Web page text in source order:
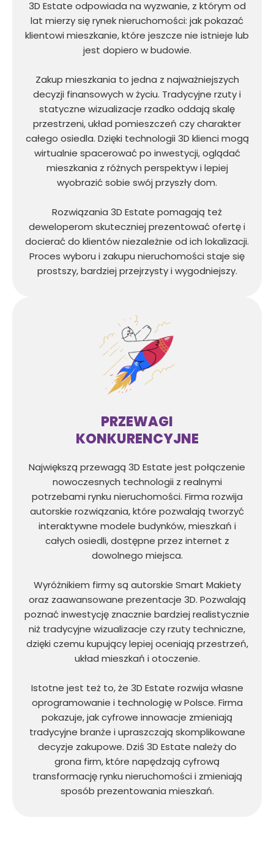
3D Estate odpowiada na wyzwanie, z którym od
lat mierzy się rynek nieruchomości: jak pokazać
klientowi mieszkanie, które jeszcze nie istnieje lub
jest dopiero w budowie.
Zakup mieszkania to jedna z najważniejszych
decyzji finansowych w życiu. Tradycyjne rzuty i
statyczne wizualizacje rzadko oddają skalę
przestrzeni, układ pomieszczeń czy charakter
całego osiedla. Dzięki technologii 3D klienci mogą
wirtualnie spacerować po inwestycji, oglądać
mieszkania z różnych perspektyw i lepiej
wyobrazić sobie swój przyszły dom.
Rozwiązania 3D Estate pomagają też
deweloperom skuteczniej prezentować ofertę i
docierać do klientów niezależnie od ich lokalizacji.
Proces wyboru i zakupu nieruchomości staje się
prostszy, bardziej przejrzysty i wygodniejszy.
PRZEWAGI
KONKURENCYJNE
Największą przewagą 3D Estate jest połączenie
nowoczesnych technologii z realnymi
potrzebami rynku nieruchomości. Firma rozwija
autorskie rozwiązania, które pozwalają tworzyć
interaktywne modele budynków, mieszkań i
całych osiedli, dostępne przez internet z
dowolnego miejsca.
Wyróżnikiem firmy są autorskie Smart Makiety
oraz zaawansowane prezentacje 3D. Pozwalają
poznać inwestycję znacznie bardziej realistycznie
niż tradycyjne wizualizacje czy rzuty techniczne,
dzięki czemu kupujący lepiej oceniają przestrzeń,
układ mieszkań i otoczenie.
Istotne jest też to, że 3D Estate rozwija własne
oprogramowanie i technologię w Polsce. Firma
pokazuje, jak cyfrowe innowacje zmieniają
tradycyjne branże i upraszczają skomplikowane
decyzje zakupowe. Dziś 3D Estate należy do
grona firm, które napędzają cyfrową
transformację rynku nieruchomości i zmieniają
sposób prezentowania mieszkań.